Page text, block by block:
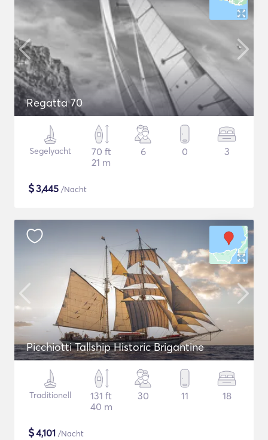
Regatta 70
Segelyacht
70 ft
21 m
6 0 3
$3,445 /Nacht
Picchiotti Tallship Historic Brigantine
Traditionell
131 ft
40 m
30 11 18
$4,101 /Nacht